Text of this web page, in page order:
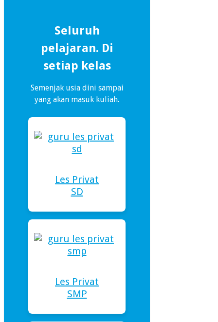
Seluruh
pelajaran. Di
setiap kelas
Semenjak usia dini sampai
yang akan masuk kuliah.
Les Privat
SD
Les Privat
SMP